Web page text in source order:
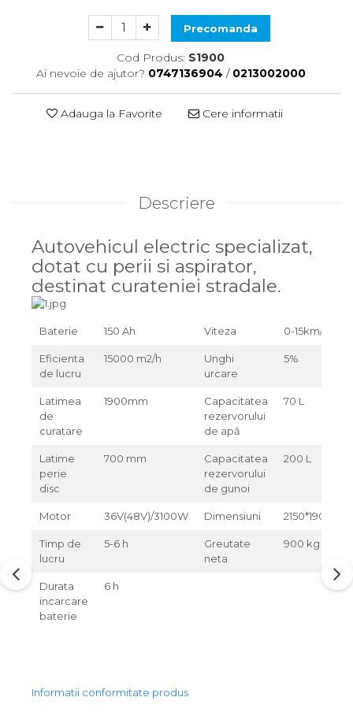
Precomanda
Cod Produs: S1900
Ai nevoie de ajutor? 0747136904 / 0213002000
Adauga la Favorite Cere informatii
Descriere
Autovehicul electric specializat,
dotat cu perii si aspirator,
destinat curateniei stradale.
Baterie 150 Ah Viteza 0-15km/H
Eficienta
de lucru
15000 m2/h
Unghi
urcare
5%
Latimea
de
curatare
1900mm
Capacitatea
rezervorului
de apă
70 L
Latime
perie
disc
700 mm
Capacitatea
rezervorului
de gunoi
200 L
Motor 36V(48V)/3100W Dimensiuni
Timp de
lucru
5-6 h
Greutate
neta
900 kg
Durata
incarcare
baterie
6 h
Informatii conformitate produs